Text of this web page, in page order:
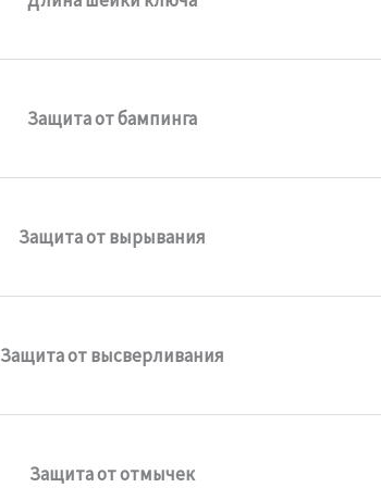
Защита от бампинга
Защита от вырывания
Защита от высверливания
Защита от отмычек